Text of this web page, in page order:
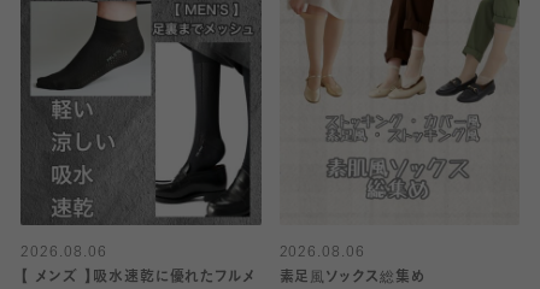
2026.08.06
【 メンズ 】吸水速乾に優れたフルメ
2026.08.06
素足風ソックス総集め